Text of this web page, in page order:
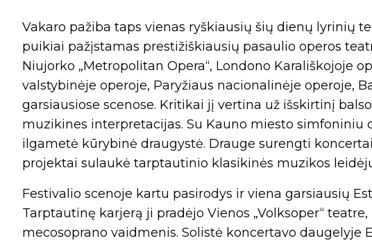
Vakaro pažiba taps vienas ryškiausių šių dienų lyrinių
puikiai pažįstamas prestižiškiausių pasaulio operos
Niujorko „Metropolitan Opera“, Londono Karališkojoje
valstybinėje operoje, Paryžiaus nacionalinėje operoje,
garsiausiose scenose. Kritikai jį vertina už išskirtinį
muzikines interpretacijas. Su Kauno miesto simfoniniu
ilgametė kūrybinė draugystė. Drauge surengti
projektai sulaukė tarptautinio klasikinės muzikos
Festivalio scenoje kartu pasirodys ir viena garsiausių
Tarptautinę karjerą ji pradėjo Vienos „Volksoper“
mecosoprano vaidmenis. Solistė koncertavo daugelyje